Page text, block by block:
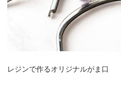
レジンで作るオリジナルがま口